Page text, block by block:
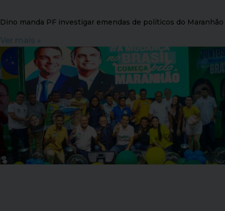
Dino manda PF investigar emendas de políticos do Maranhão
Ver mais »